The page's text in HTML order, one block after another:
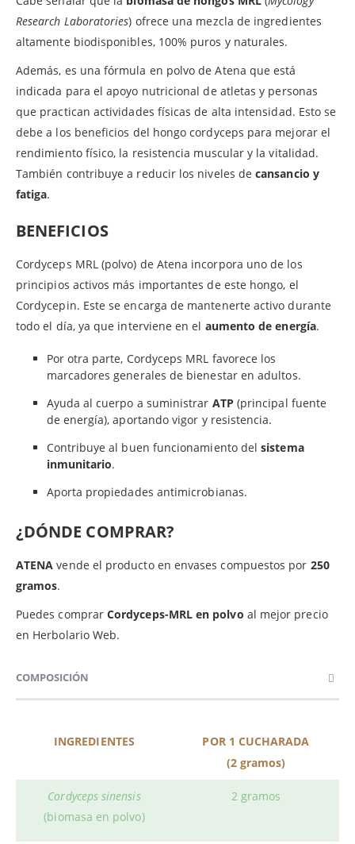
Research Laboratories) ofrece una mezcla de ingredientes
altamente biodisponibles, 100% puros y naturales.
Además, es una fórmula en polvo de Atena que está
indicada para el apoyo nutricional de atletas y personas
que practican actividades físicas de alta intensidad. Esto se
debe a los beneficios del hongo cordyceps para mejorar el
rendimiento físico, la resistencia muscular y la vitalidad.
También contribuye a reducir los niveles decansancio y
fatiga.
BENEFICIOS
Cordyceps MRL (polvo) de Atena incorpora uno de los
principios activos más importantes de este hongo, el
Cordycepin. Este se encarga de mantenerte activo durante
todo el día, ya que interviene en el aumento de energía.
Por otra parte, Cordyceps MRL favorece los
marcadores generales de bienestar en adultos.
Ayuda al cuerpo a suministrar ATP (principal fuente
de energía), aportando vigor y resistencia.
Contribuye al buen funcionamiento delsistema
inmunitario.
Aporta propiedades antimicrobianas.
¿DÓNDE COMPRAR?
ATENAvende el producto en envases compuestos por 250
gramos.
Puedes comprarCordyceps-MRL en polvo al mejor precio
en Herbolario Web.
COMPOSICIÓN
INGREDIENTES
POR 1 CUCHARADA
(2 gramos)
Cordyceps sinensis
(biomasa en polvo)
2 gramos